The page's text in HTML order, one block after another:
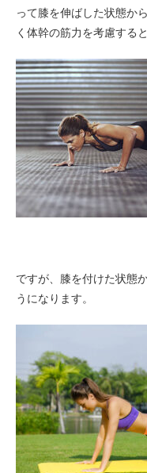
って膝を伸ばした状態か
く体幹の筋力を考慮する
ですが、膝を付けた状態
うになります。